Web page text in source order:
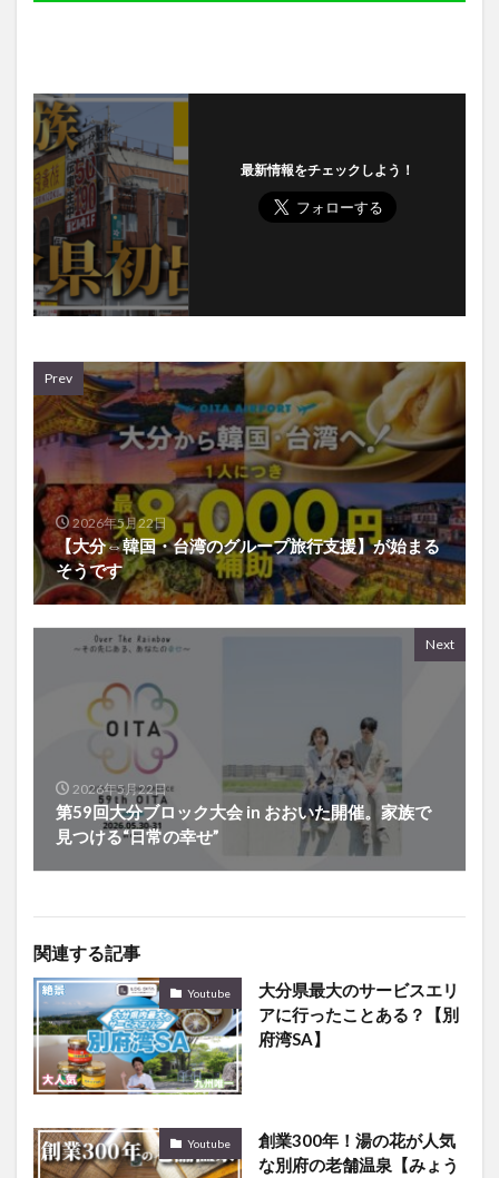
最新情報をチェックしよう！
Prev
2026年5月22日
【大分⇔韓国・台湾のグループ旅行支援】が始まる
そうです
Next
2026年5月22日
第59回大分ブロック大会 in おおいた開催。家族で
見つける“日常の幸せ”
関連する記事
Youtube
大分県最大のサービスエリ
アに行ったことある？【別
府湾SA】
Youtube
創業300年！湯の花が人気
な別府の老舗温泉【みょう